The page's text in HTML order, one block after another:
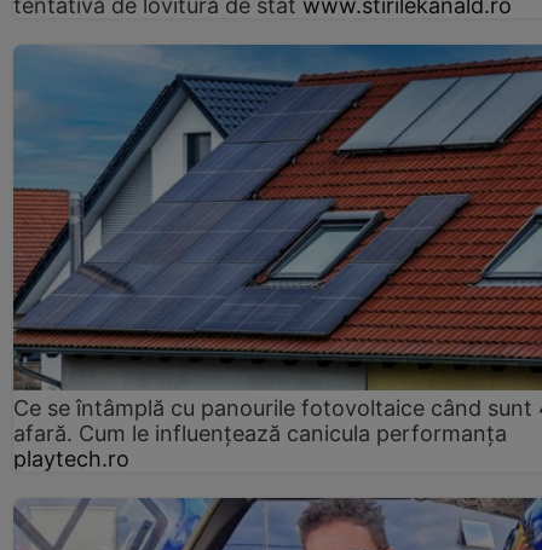
Ce se întâmplă cu panourile fotovoltaice când sunt
afară. Cum le influențează canicula performanța
playtech.ro